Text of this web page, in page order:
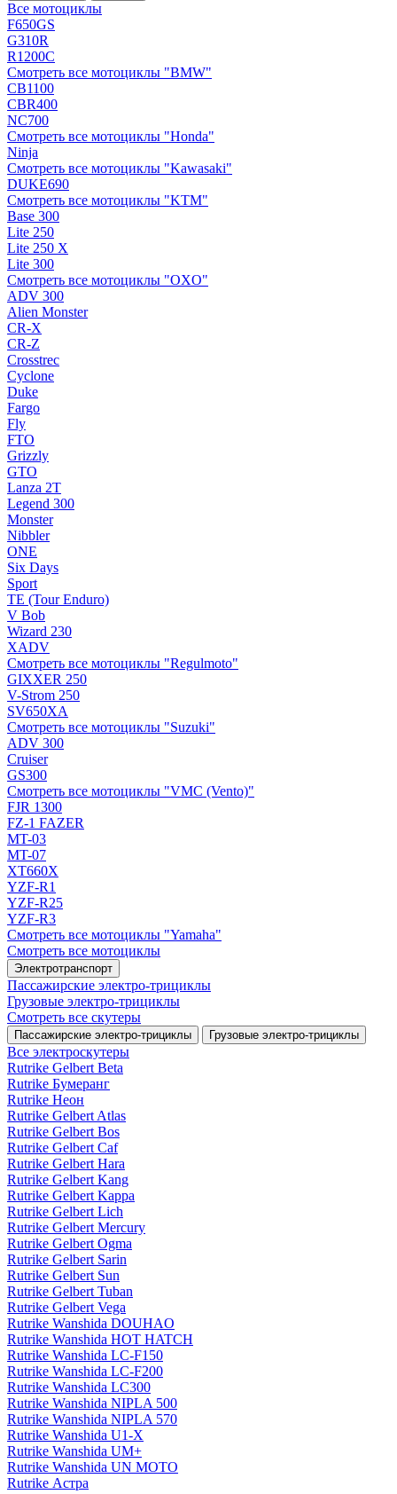
Все мотоциклы
F650GS
G310R
R1200C
Смотреть все мотоциклы "BMW"
CB1100
CBR400
NC700
Смотреть все мотоциклы "Honda"
Ninja
Смотреть все мотоциклы "Kawasaki"
DUKE690
Смотреть все мотоциклы "KTM"
Base 300
Lite 250
Lite 250 X
Lite 300
Смотреть все мотоциклы "OXO"
ADV 300
Alien Monster
CR-X
CR-Z
Crosstrec
Cyclone
Duke
Fargo
Fly
FTO
Grizzly
GTO
Lanza 2T
Legend 300
Monster
Nibbler
ONE
Six Days
Sport
TE (Tour Enduro)
V Bob
Wizard 230
XADV
Смотреть все мотоциклы "Regulmoto"
GIXXER 250
V-Strom 250
SV650XA
Смотреть все мотоциклы "Suzuki"
ADV 300
Cruiser
GS300
Смотреть все мотоциклы "VMC (Vento)"
FJR 1300
FZ-1 FAZER
MT-03
MT-07
XT660X
YZF-R1
YZF-R25
YZF-R3
Смотреть все мотоциклы "Yamaha"
Смотреть все мотоциклы
Электротранспорт
Пассажирские электро‑трициклы
Грузовые электро‑трициклы
Смотреть все скутеры
Пассажирские электро‑трициклы Грузовые электро‑трициклы
Все электро­скутеры
Rutrike Gelbert Beta
Rutrike Бумеранг
Rutrike Неон
Rutrike Gelbert Atlas
Rutrike Gelbert Bos
Rutrike Gelbert Caf
Rutrike Gelbert Hara
Rutrike Gelbert Kang
Rutrike Gelbert Kappa
Rutrike Gelbert Lich
Rutrike Gelbert Mercury
Rutrike Gelbert Ogma
Rutrike Gelbert Sarin
Rutrike Gelbert Sun
Rutrike Gelbert Tuban
Rutrike Gelbert Vega
Rutrike Wanshida DOUHAO
Rutrike Wanshida HOT HATCH
Rutrike Wanshida LC-F150
Rutrike Wanshida LC-F200
Rutrike Wanshida LC300
Rutrike Wanshida NIPLA 500
Rutrike Wanshida NIPLA 570
Rutrike Wanshida U1-X
Rutrike Wanshida UM+
Rutrike Wanshida UN MOTO
Rutrike Астра